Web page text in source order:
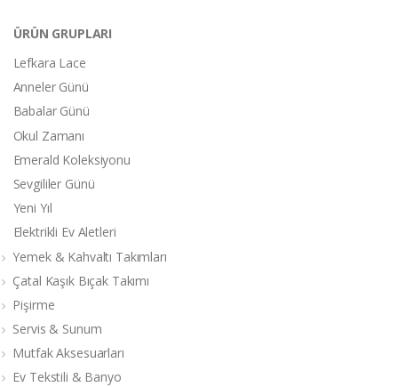
ÜRÜN GRUPLARI
Lefkara Lace
Anneler Günü
Babalar Günü
Okul Zamanı
Emerald Koleksiyonu
Sevgililer Günü
Yeni Yıl
Elektrikli Ev Aletleri
Yemek & Kahvaltı Takımları
Çatal Kaşık Bıçak Takımı
Pişirme
Servis & Sunum
Mutfak Aksesuarları
Ev Tekstili & Banyo